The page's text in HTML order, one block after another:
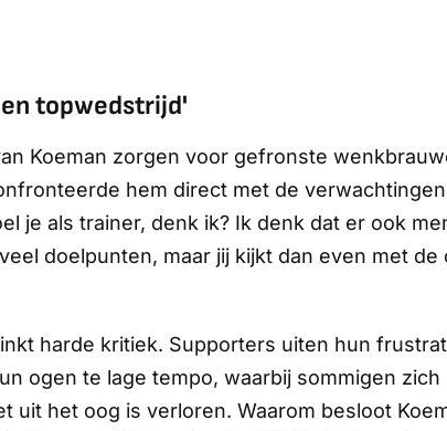
topwedstrijd'
Koeman zorgen voor gefronste
hem direct met de
je als trainer, denk ik? Ik denk dat er ook
doelpunten, maar jij kijkt dan even met de
harde kritiek. Supporters uiten hun
ogen te lage tempo, waarbij sommigen
uit het oog is verloren. Waarom besloot